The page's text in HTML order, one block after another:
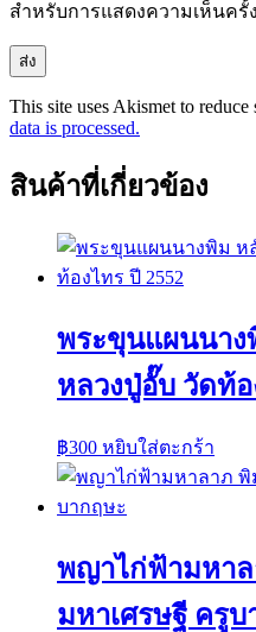
สำหรับการแสดงความเห็นครั้
This site uses Akismet to reduce
data is processed.
สินค้าที่เกี่ยวข้อง
พระขุนแผนนาง
หลวงปู่อั๊บ วัดท้อ
฿300 หยิบใส่ตะกร้า
พญาไก่ฟ้ามหาล
มหาเศรษฐี ครูบ